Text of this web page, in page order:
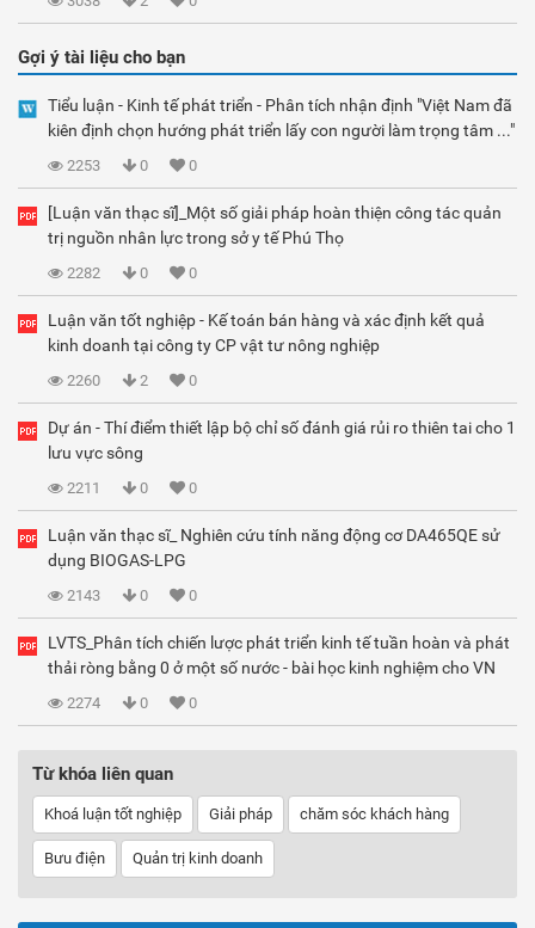
Gợi ý tài liệu cho bạn
Tiểu luận - Kinh tế phát triển - Phân tích nhận định "Việt Nam đã
kiên định chọn hướng phát triển lấy con người làm trọng tâm ..."
2253 0 0
[Luận văn thạc sĩ]_Một số giải pháp hoàn thiện công tác quản
trị nguồn nhân lực trong sở y tế Phú Thọ
2282 0 0
Luận văn tốt nghiệp - Kế toán bán hàng và xác định kết quả
kinh doanh tại công ty CP vật tư nông nghiệp
2260 2 0
Dự án - Thí điểm thiết lập bộ chỉ số đánh giá rủi ro thiên tai cho 1
lưu vực sông
2211 0 0
Luận văn thạc sĩ_ Nghiên cứu tính năng động cơ DA465QE sử
dụng BIOGAS-LPG
2143 0 0
LVTS_Phân tích chiến lược phát triển kinh tế tuần hoàn và phát
thải ròng bằng 0 ở một số nước - bài học kinh nghiệm cho VN
2274 0 0
Từ khóa liên quan
Khoá luận tốt nghiệp Giải pháp chăm sóc khách hàng
Bưu điện Quản trị kinh doanh